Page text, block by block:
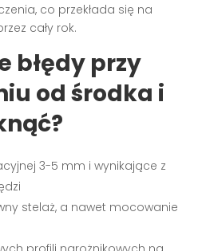
co przekłada się na
cały rok.
błędy przy
od środka i
3-5 mm i wynikające z
stelaż, a nawet mocowanie